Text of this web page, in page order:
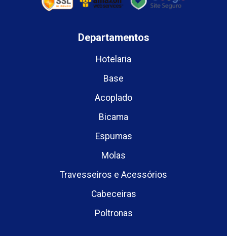
Departamentos
Hotelaria
Base
Acoplado
Bicama
Espumas
Molas
Travesseiros e Acessórios
Cabeceiras
Poltronas